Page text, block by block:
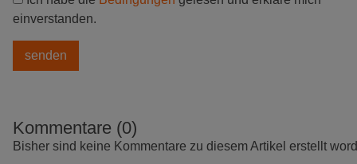
einverstanden.
Kommentare (0)
Bisher sind keine Kommentare zu diesem Artikel erstellt